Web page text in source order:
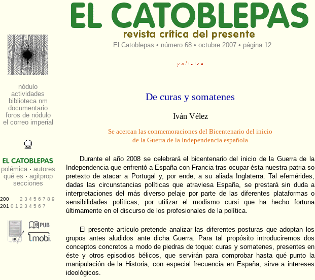
El Catoblepas • número 68 • octubre 2007 • página 12
De curas y somatenes
Iván Vélez
Se acercan las conmemoraciones del Bicentenario del inicio
de la Guerra de la Independencia española
Durante el año 2008 se celebrará el bicentenario del inicio de la Guerra de la
Independencia que enfrentó a España con Francia tras ocupar ésta nuestra patria so
pretexto de atacar a Portugal y, por ende, a su aliada Inglaterra. Tal efemérides,
dadas las circunstancias políticas que atraviesa España, se prestará sin duda a
interpretaciones del más diverso pelaje por parte de las diferentes plataformas o
sensibilidades políticas, por utilizar el modismo cursi que ha hecho fortuna
últimamente en el discurso de los profesionales de la política.
El presente artículo pretende analizar las diferentes posturas que adoptan los
grupos antes aludidos ante dicha Guerra. Para tal propósito introduciremos dos
conceptos concretos a modo de piedras de toque: curas y somatenes, presentes en
éste y otros episodios bélicos, que servirán para comprobar hasta qué punto la
manipulación de la Historia, con especial frecuencia en España, sirve a intereses
ideológicos.